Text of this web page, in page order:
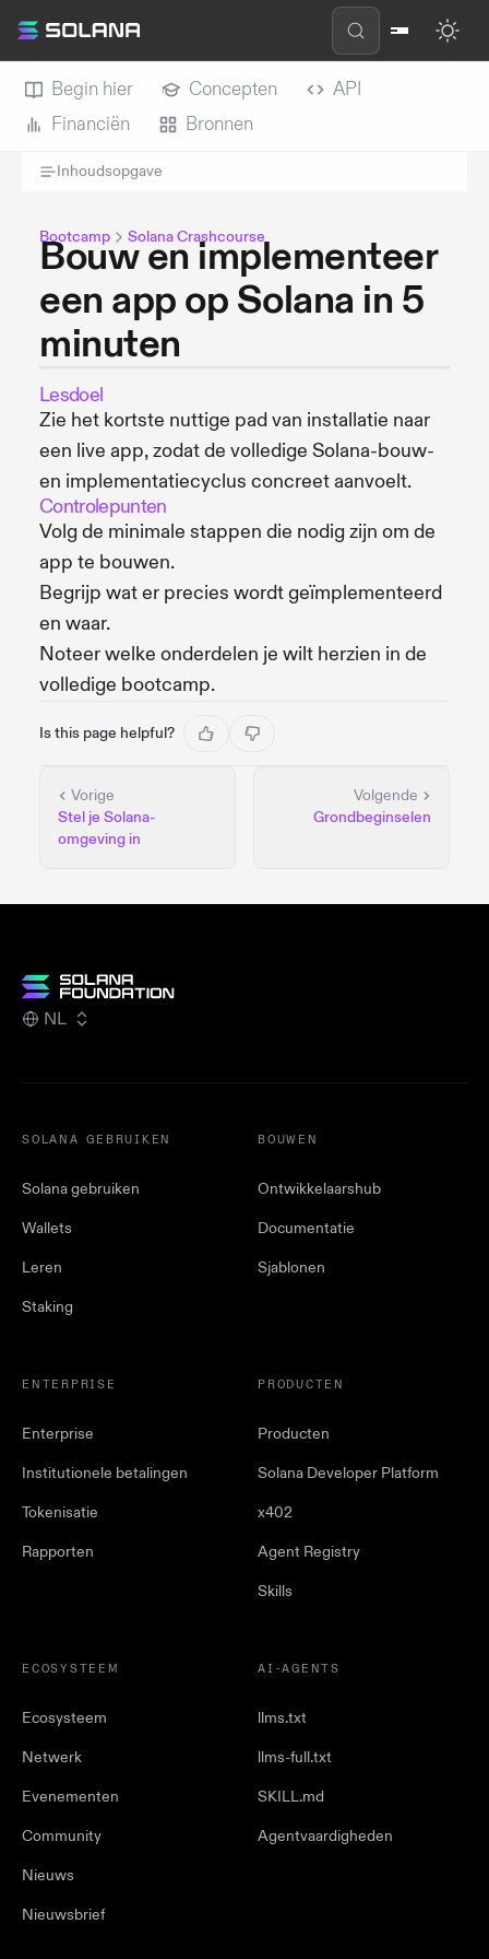
Begin hier Concepten
API
Financiën
Bronnen
Inhoudsopgave
Bootcamp Solana Crashcourse
Bouw en implementeer
een app op Solana in 5
minuten
Lesdoel
Zie het kortste nuttige pad van installatie naar
een live app, zodat de volledige Solana-bouw-
en implementatiecyclus concreet aanvoelt.
Controlepunten
Volg de minimale stappen die nodig zijn om de
app te bouwen.
Begrijp wat er precies wordt geïmplementeerd
en waar.
Noteer welke onderdelen je wilt herzien in de
volledige bootcamp.
Is this page helpful?
Vorige
Stel je Solana-
omgeving in
Volgende
Grondbeginselen
NL
SOLANA GEBRUIKEN
Solana gebruiken
Wallets
Leren
Staking
BOUWEN
Ontwikkelaarshub
Documentatie
Sjablonen
ENTERPRISE
Enterprise
Institutionele betalingen
Tokenisatie
Rapporten
PRODUCTEN
Producten
Solana Developer Platform
x402
Agent Registry
Skills
ECOSYSTEEM
Ecosysteem
Netwerk
Evenementen
Community
Nieuws
Nieuwsbrief
AI-AGENTS
llms.txt
llms-full.txt
SKILL.md
Agentvaardigheden